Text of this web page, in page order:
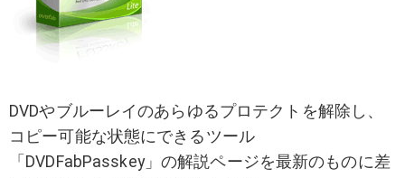
DVDやブルーレイのあらゆるプロテクトを解除し、
コピー可能な状態にできるツール
「DVDFabPasskey」の解説ページを最新のものに差